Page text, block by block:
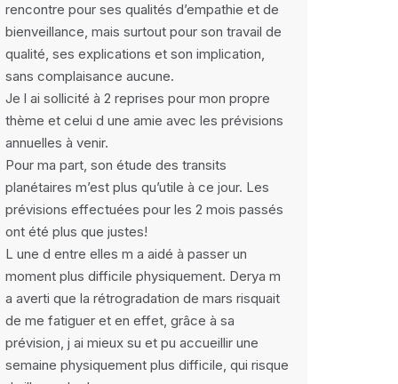
rencontre pour ses qualités d’empathie et de
bienveillance, mais surtout pour son travail de
qualité, ses explications et son implication,
sans complaisance aucune.
Je l ai sollicité à 2 reprises pour mon propre
thème et celui d une amie avec les prévisions
annuelles à venir.
Pour ma part, son étude des transits
planétaires m’est plus qu’utile à ce jour. Les
prévisions effectuées pour les 2 mois passés
ont été plus que justes!
L une d entre elles m a aidé à passer un
moment plus difficile physiquement. Derya m
a averti que la rétrogradation de mars risquait
de me fatiguer et en effet, grâce à sa
prévision, j ai mieux su et pu accueillir une
semaine physiquement plus difficile, qui risque